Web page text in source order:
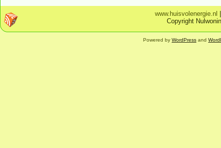
www.huisvolenergie.nl
Copyright
Powered by WordPress and